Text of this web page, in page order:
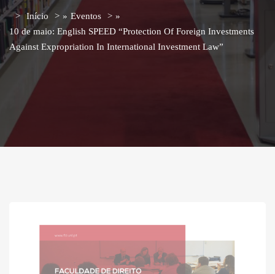
Início » Eventos
»
10 de maio: English SPEED “Protection Of Foreign Investments
Against Expropriation In International Investment Law”